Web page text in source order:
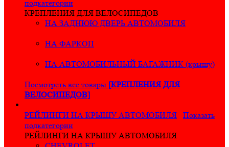
подкатегории
КРЕПЛЕНИЯ ДЛЯ ВЕЛОСИПЕДОВ
НА ЗАДНЮЮ ДВЕРЬ АВТОМОБИЛЯ
НА ФАРКОП
НА АВТОМОБИЛЬНЫЙ БАГАЖНИК (крышу)
Посмотреть все товары [КРЕПЛЕНИЯ ДЛЯ
ВЕЛОСИПЕДОВ]
РЕЙЛИНГИ НА КРЫШУ АВТОМОБИЛЯ
Показать
подкатегории
РЕЙЛИНГИ НА КРЫШУ АВТОМОБИЛЯ